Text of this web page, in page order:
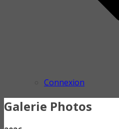
Connexion
Galerie Photos